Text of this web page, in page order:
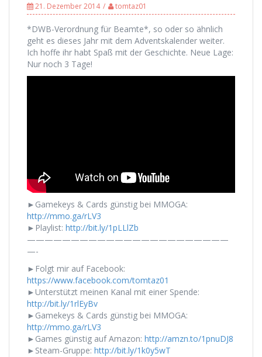
21. Dezember 2014 tomtaz01
*DWB-Verordnung für Beamte*, so oder so ähnlich
geht es dieses Jahr mit dem Adventskalender weiter.
Ich hoffe ihr habt Spaß mit der Geschichte. Neue Lage:
Nur noch 3 Tage!
►Gamekeys & Cards günstig bei MMOGA:
http://mmo.ga/rLV3
►Playlist: http://bit.ly/1pLLlZb
———————————————————————
—-
►Folgt mir auf Facebook:
https://www.facebook.com/tomtaz01
►Unterstützt meinen Kanal mit einer Spende:
http://bit.ly/1rlEyBv
►Gamekeys & Cards günstig bei MMOGA:
http://mmo.ga/rLV3
►Games günstig auf Amazon: http://amzn.to/1pnuDJ8
►Steam-Gruppe: http://bit.ly/1k0y5wT